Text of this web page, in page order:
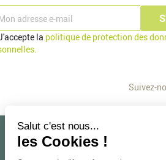
la politique de protection des
Suivez-
Mon compte